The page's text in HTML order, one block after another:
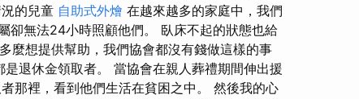
的兒童 自助式外燴 在越來越多的家庭中，我們
卻無法24小時照顧他們。 臥床不起的狀態也給
麼想提供幫助，我們協會都沒有錢做這樣的事
退休金領取者。 當協會在親人葬禮期間伸出援
那裡，看到他們生活在貧困之中。 然後我的心